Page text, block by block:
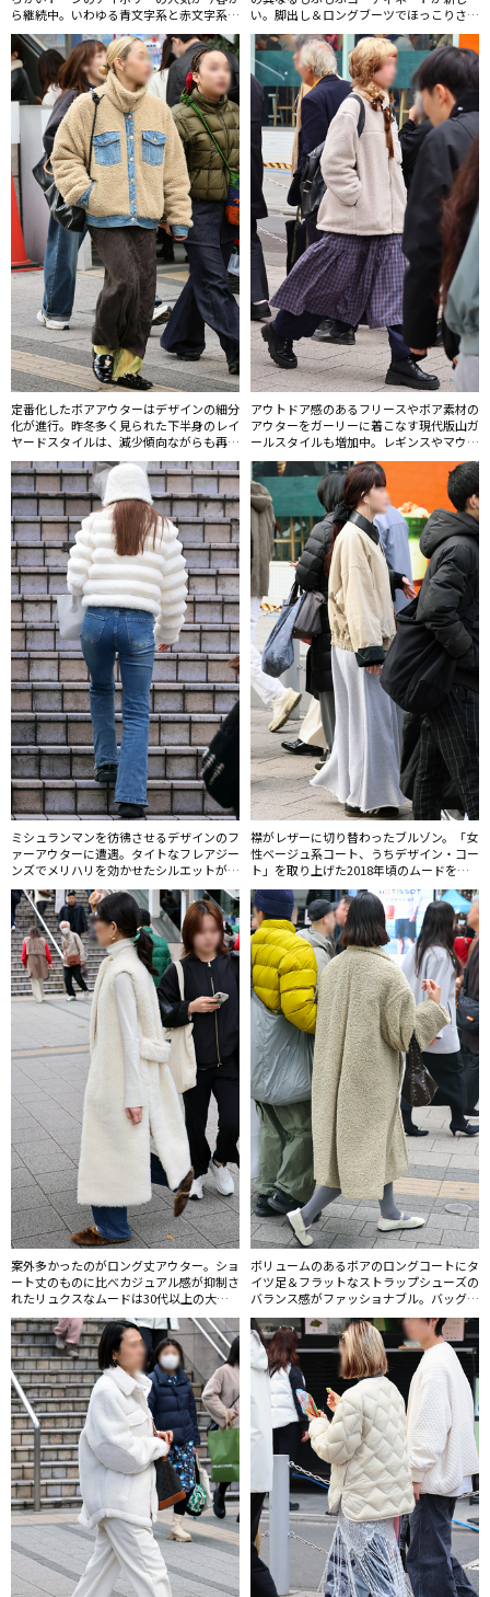
ら継続中。いわゆる青文字系と赤文字系の
境界はすっかり融解し、コンサバ・ガーリ
ーとでもいうべきスタイルがマス化してい
る。
い。脚出し＆ロングブーツでほっこりさせ
ないのがポイント。
定番化したボアアウターはデザインの細分
化が進行。昨冬多く見られた下半身のレイ
ヤードスタイルは、減少傾向ながらも再浮
上。
アウトドア感のあるフリースやボア素材の
アウターをガーリーに着こなす現代版山ガ
ールスタイルも増加中。レギンスやマウン
テンブーツが人気だった当時とは異なる下
半身の着こなしに更新感が表れている。
ミシュランマンを彷彿させるデザインのフ
ァーアウターに遭遇。タイトなフレアジー
ンズでメリハリを効かせたシルエットが夏
以降本格的に増加している。
襟がレザーに切り替わったブルゾン。「女
性ベージュ系コート、うちデザイン・コー
ト」を取り上げた2018年頃のムードを思
い出すようなデザインコートだが、スウェ
ットのワイドパンツを合わせる着こなしの
バランスが全く異なる。
案外多かったのがロング丈アウター。ショ
ート丈のものに比べカジュアル感が抑制さ
れたリュクスなムードは30代以上の大人
層からも支持されている。
ボリュームのあるボアのロングコートにタ
イツ足＆フラットなストラップシューズの
バランス感がファッショナブル。バッグの
ストラップを肩にかけきらない「肘持ち」
スタイルが増えそう。